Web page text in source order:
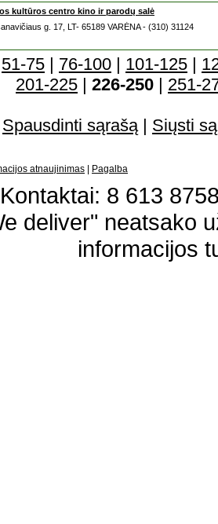
kultūros centro kino ir parodų salė
g. 17, LT- 65189 VARĖNA - (310) 31124
51-75 | 76-100 | 101-125 |
201-225 | 226-250 | 251-
Spausdinti sąrašą| Siųsti
atnaujinimas Pagalba
Kontaktai: 8 613
deliver" neatsako
informacijos